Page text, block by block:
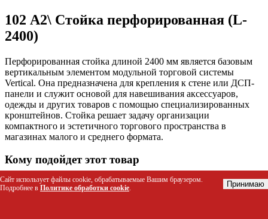
102 А2\ Стойка перфорированная (L-
2400)
Перфорированная стойка длиной 2400 мм является базовым
вертикальным элементом модульной торговой системы
Vertical. Она предназначена для крепления к стене или ДСП-
панели и служит основой для навешивания аксессуаров,
одежды и других товаров с помощью специализированных
кронштейнов. Стойка решает задачу организации
компактного и эстетичного торгового пространства в
магазинах малого и среднего формата.
Кому подойдет этот товар
Владельцы бутиков одежды и обуви для создания зон с
аксессуарами
Сайт использует файлы cookie, обрабатываемые Вашим браузером.
Подробнее в Политике обработки cookie. Принимаю